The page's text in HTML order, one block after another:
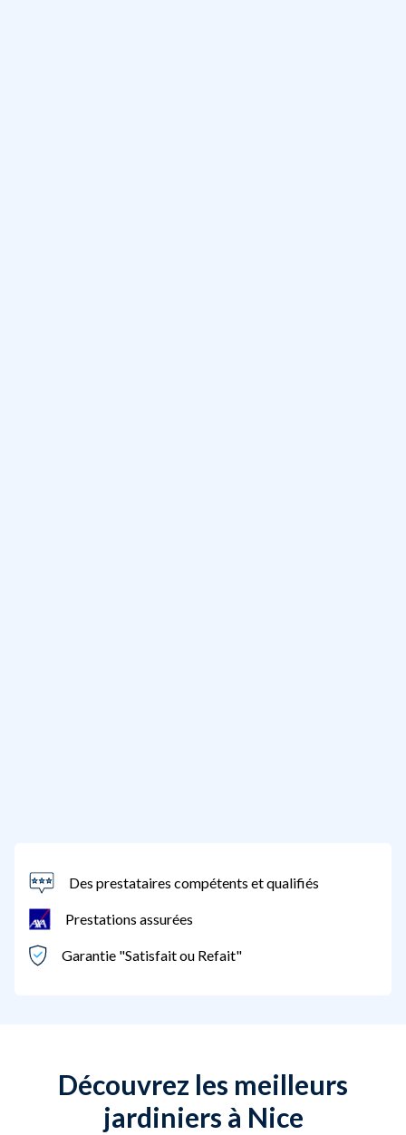
Des prestataires compétents et qualifiés
Prestations assurées
Garantie "Satisfait ou Refait"
Découvrez les meilleurs
jardiniers à Nice